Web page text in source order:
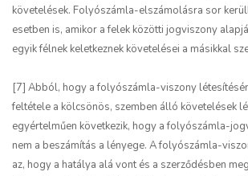
követelések. Folyószámla-elszámolásra sor
esetben is, amikor a felek közötti jogviszony
egyik félnek keletkeznek követelései a másikkal
[7] Abból, hogy a folyószámla-viszony
feltétele a kölcsönös, szemben álló követelések
egyértelműen következik, hogy a folyószámla-
nem a beszámítás a lényege. A folyószámla-
az, hogy a hatálya alá vont és a szerződésben